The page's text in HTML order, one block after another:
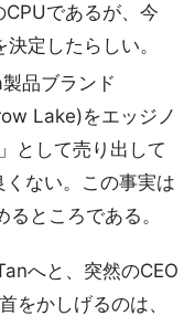
であるが、今
定したらしい。
品ブランド
Lake)をエッジノ
として売り出して
ない。この事実は
ところである。
へと、突然のCEO
をかしげるのは、